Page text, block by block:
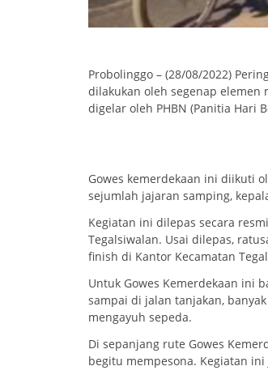
Probolinggo – (28/08/2022)
dilakukan oleh segenap elemen
digelar oleh PHBN (Panitia Hari
Gowes kemerdekaan ini diikuti
sejumlah jajaran samping,
Kegiatan ini dilepas secara
Tegalsiwalan. Usai dilepas,
finish di Kantor Kecamatan
Untuk Gowes Kemerdekaan ini
sampai di jalan tanjakan,
mengayuh sepeda.
Di sepanjang rute Gowes
begitu mempesona. Kegiatan